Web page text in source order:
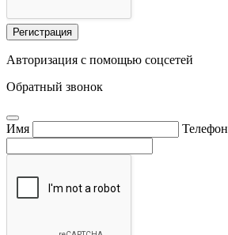
Регистрация
Авторизация с помощью соцсетей
Обратный звонок
Имя Телефон